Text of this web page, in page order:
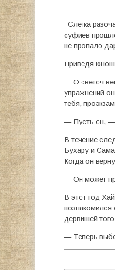
Слегка
суфиев
не пропало
Приведя
— О светоч
упражнений
тебя,
— Пусть он, —
В течение
Бухару и
Когда он
— Он может
В этот год
познакомился
дервишей
— Теперь